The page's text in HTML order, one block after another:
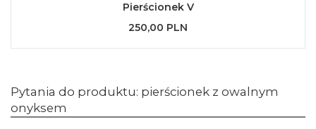
Pierścionek V
250,00 PLN
Pytania do produktu: pierścionek z owalnym
onyksem